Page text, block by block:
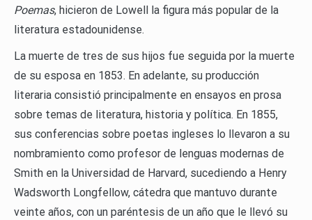
Poemas, hicieron de Lowell la figura más popular de la
literatura estadounidense.
La muerte de tres de sus hijos fue seguida por la muerte
de su esposa en 1853. En adelante, su producción
literaria consistió principalmente en ensayos en prosa
sobre temas de literatura, historia y política. En 1855,
sus conferencias sobre poetas ingleses lo llevaron a su
nombramiento como profesor de lenguas modernas de
Smith en la Universidad de Harvard, sucediendo a Henry
Wadsworth Longfellow, cátedra que mantuvo durante
veinte años, con un paréntesis de un año que le llevó su